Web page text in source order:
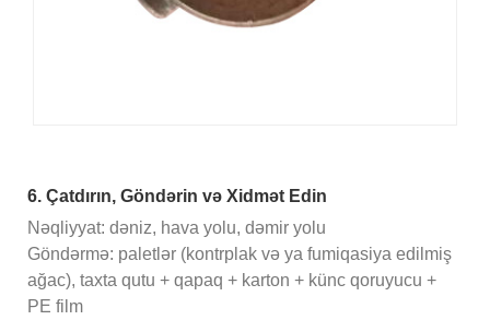
6. Çatdırın, Göndərin və Xidmət Edin
Nəqliyyat: dəniz, hava yolu, dəmir yolu
Göndərmə: paletlər (kontrplak və ya fumiqasiya edilmiş
ağac), taxta qutu + qapaq + karton + künc qoruyucu +
PE film